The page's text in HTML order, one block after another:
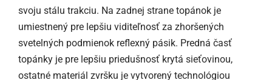
svoju stálu trakciu. Na zadnej strane topánok je
umiestnený pre lepšiu viditeľnosť za zhoršených
svetelných podmienok reflexný pásik. Predná časť
topánky je pre lepšiu priedušnosť krytá sieťovinou,
ostatné materiál zvršku je vytvorený technológiou